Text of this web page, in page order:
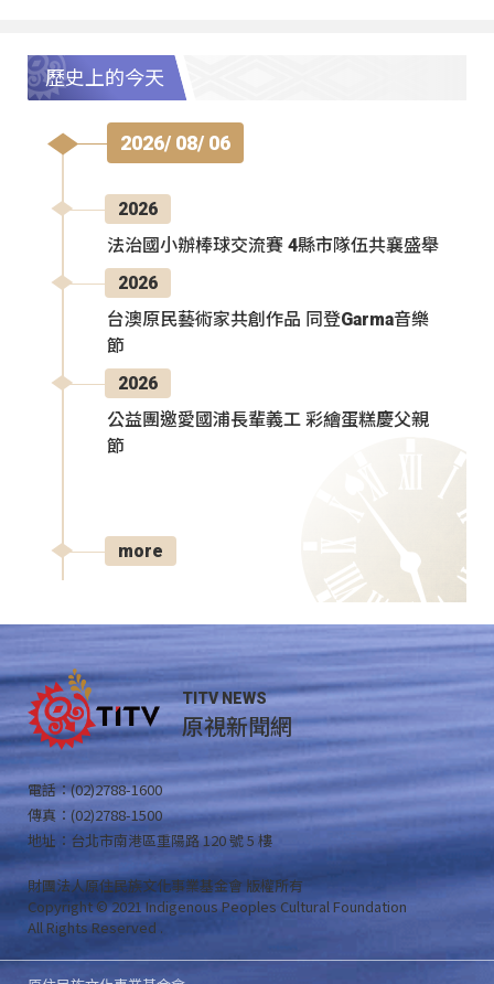
歷史上的今天
2026/ 08/ 06
2026
法治國小辦棒球交流賽 4縣市隊伍共襄盛舉
2026
台澳原民藝術家共創作品 同登Garma音樂
節
2026
公益團邀愛國浦長輩義工 彩繪蛋糕慶父親
節
more
TITV NEWS
原視新聞網
電話：(02)2788-1600
傳真：(02)2788-1500
地址：台北市南港區重陽路 120 號 5 樓
財團法人原住民族文化事業基金會 版權所有
Copyright © 2021 Indigenous Peoples Cultural Foundation
All Rights Reserved .